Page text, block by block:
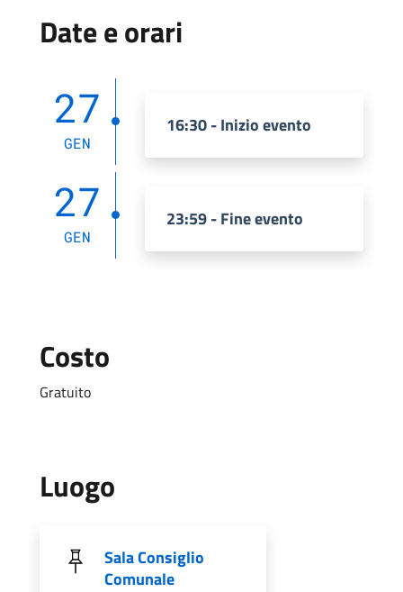
Date e orari
27
GEN
16:30 - Inizio evento
27
GEN
23:59 - Fine evento
Costo
Gratuito
Luogo
Sala Consiglio
Comunale